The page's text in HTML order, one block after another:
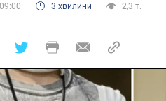
3 хвилини 2,3 т.